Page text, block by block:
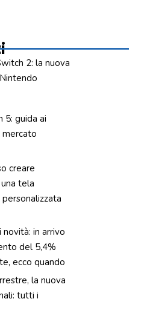
2: la nuova
5: guida ai
creare
tela
novità: in arrivo
del 5,4%
ecco quando
la nuova
tutti i